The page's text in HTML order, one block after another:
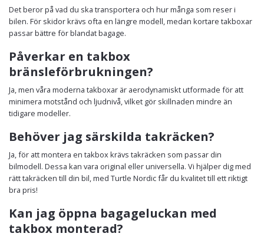
Det beror på vad du ska transportera och hur många som reser i
bilen. För skidor krävs ofta en längre modell, medan kortare takboxar
passar bättre för blandat bagage.
Påverkar en takbox
bränsleförbrukningen?
Ja, men våra moderna takboxar är aerodynamiskt utformade för att
minimera motstånd och ljudnivå, vilket gör skillnaden mindre än
tidigare modeller.
Behöver jag särskilda takräcken?
Ja, för att montera en takbox krävs takräcken som passar din
bilmodell. Dessa kan vara original eller universella. Vi hjälper dig med
rätt takräcken till din bil, med Turtle Nordic får du kvalitet till ett riktigt
bra pris!
Kan jag öppna bagageluckan med
takbox monterad?